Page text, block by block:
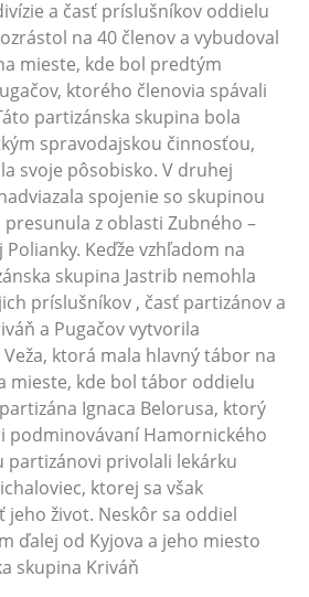
a časť príslušníkov oddielu
na 40 členov a vybudoval
mieste, kde bol predtým
ktorého členovia spávali
partizánska skupina bola
spravodajskou činnosťou,
svoje pôsobisko. V druhej
spojenie so skupinou
z oblasti Zubného –
Keďže vzhľadom na
skupina Jastrib nemohla
príslušníkov , časť partizánov a
a Pugačov vytvorila
ktorá mala hlavný tábor na
mieste, kde bol tábor oddielu
Ignaca Belorusa, ktorý
podminovávaní Hamornického
partizánovi privolali lekárku
ktorej sa však
život. Neskôr sa oddiel
ďalej od Kyjova a jeho miesto
skupina Kriváň